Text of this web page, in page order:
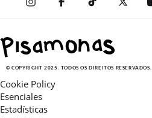
© COPYRIGHT 2025. TODOS OS DIREITOS RESERVADOS.
Cookie Policy
Esenciales
Estadísticas